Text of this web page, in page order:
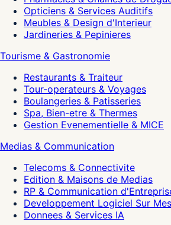
Opticiens & Services Auditifs
Meubles & Design d'Interieur
Jardineries & Pepinieres
Tourisme & Gastronomie
Restaurants & Traiteur
Tour-operateurs & Voyages
Boulangeries & Patisseries
Spa, Bien-etre & Thermes
Gestion Evenementielle & MICE
Medias & Communication
Telecoms & Connectivite
Edition & Maisons de Medias
RP & Communication
Developpement Logiciel Sur
Donnees & Services IA